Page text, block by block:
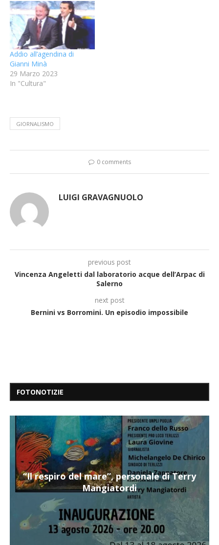
Addio all’agendina di
Gianni Minà
29 Marzo 2023
In "Cultura"
GIORNALISMO
0 comments
LUIGI GRAVAGNUOLO
previous post
Vincenza Angeletti dal laboratorio acque dell’Arpac di
Salerno
next post
Bernini vs Borromini. Un episodio impossibile
FOTONOTIZIE
“Il respiro del mare”, personale di Terry
Mangiatordi